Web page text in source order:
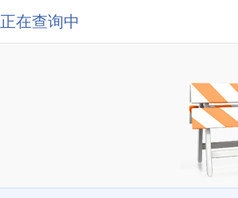
正在查询中